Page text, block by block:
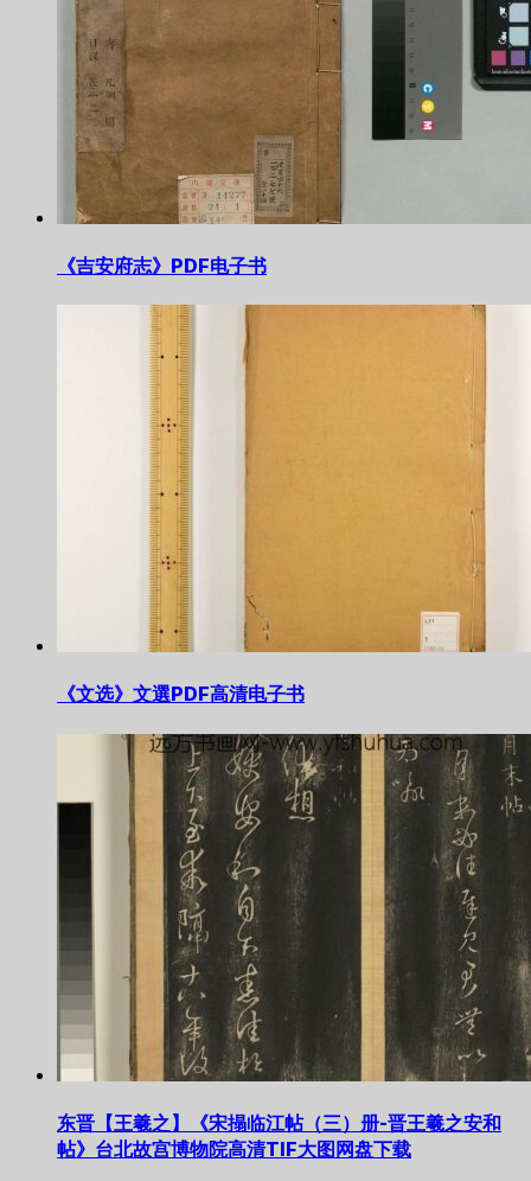
《吉安府志》PDF电子书
《文选》文選PDF高清电子书
东晋【王羲之】《宋搨临江帖（三）册-晋王羲之安和
帖》台北故宫博物院高清TIF大图网盘下载